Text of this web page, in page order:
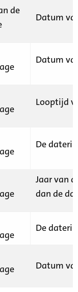
de
Datum
Datum
Looptijd
De
Jaar van
dan de
De
Datum